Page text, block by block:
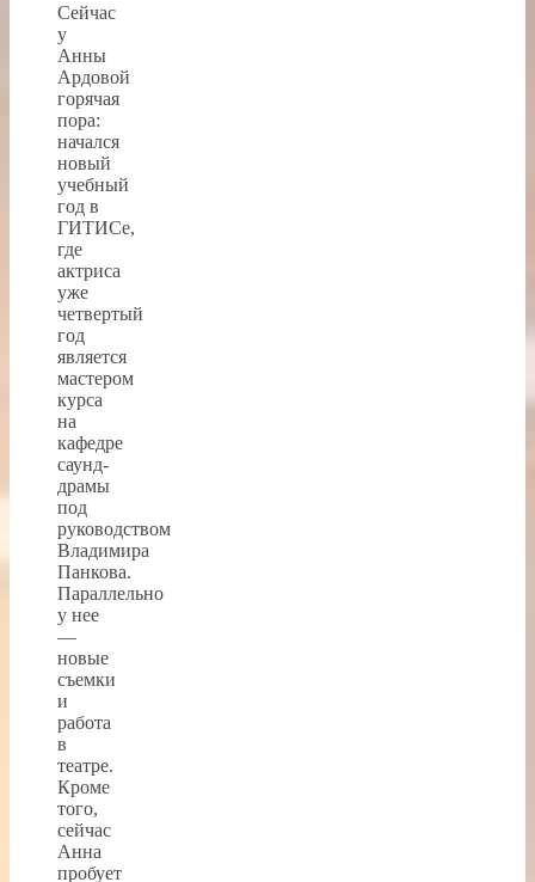
Сейчас
у
Анны
Ардовой
горячая
пора:
начался
новый
учебный
год в
ГИТИСе,
где
актриса
уже
четвертый
год
является
мастером
курса
на
кафедре
саунд-
драмы
под
руководством
Владимира
Панкова.
Параллельно
у нее
—
новые
съемки
и
работа
в
театре.
Кроме
того,
сейчас
Анна
пробует